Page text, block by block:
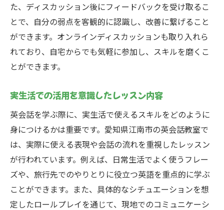
た、ディスカッション後にフィードバックを受け取るこ
とで、自分の弱点を客観的に認識し、改善に繋げること
ができます。オンラインディスカッションも取り入れら
れており、自宅からでも気軽に参加し、スキルを磨くこ
とができます。
実生活での活用を意識したレッスン内容
英会話を学ぶ際に、実生活で使えるスキルをどのように
身につけるかは重要です。愛知県江南市の英会話教室で
は、実際に使える表現や会話の流れを重視したレッスン
が行われています。例えば、日常生活でよく使うフレー
ズや、旅行先でのやりとりに役立つ英語を重点的に学ぶ
ことができます。また、具体的なシチュエーションを想
定したロールプレイを通じて、現地でのコミュニケーシ